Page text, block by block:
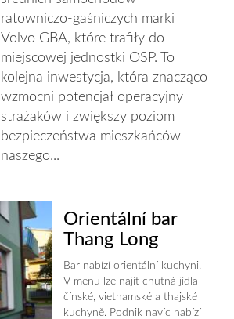
ratowniczo-gaśniczych marki
Volvo GBA, które trafiły do
miejscowej jednostki OSP. To
kolejna inwestycja, która znacząco
wzmocni potencjał operacyjny
strażaków i zwiększy poziom
bezpieczeństwa mieszkańców
naszego...
Orientální bar
Thang Long
Bar nabízí orientální kuchyni.
V menu lze najít chutná jídla
čínské, vietnamské a thajské
kuchyně. Podnik navíc nabízí